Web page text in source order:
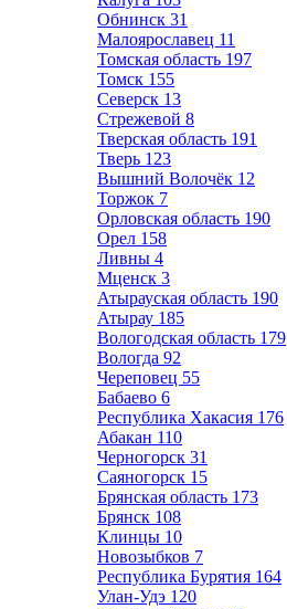
Обнинск 31
Малоярославец 11
Томская область 197
Томск 155
Северск 13
Стрежевой 8
Тверская область 191
Тверь 123
Вышний Волочёк 12
Торжок 7
Орловская область 190
Орел 158
Ливны 4
Мценск 3
Атырауская область 190
Атырау 185
Вологодская область 179
Вологда 92
Череповец 55
Бабаево 6
Республика Хакасия 176
Абакан 110
Черногорск 31
Саяногорск 15
Брянская область 173
Брянск 108
Клинцы 10
Новозыбков 7
Республика Бурятия 164
Улан-Удэ 120